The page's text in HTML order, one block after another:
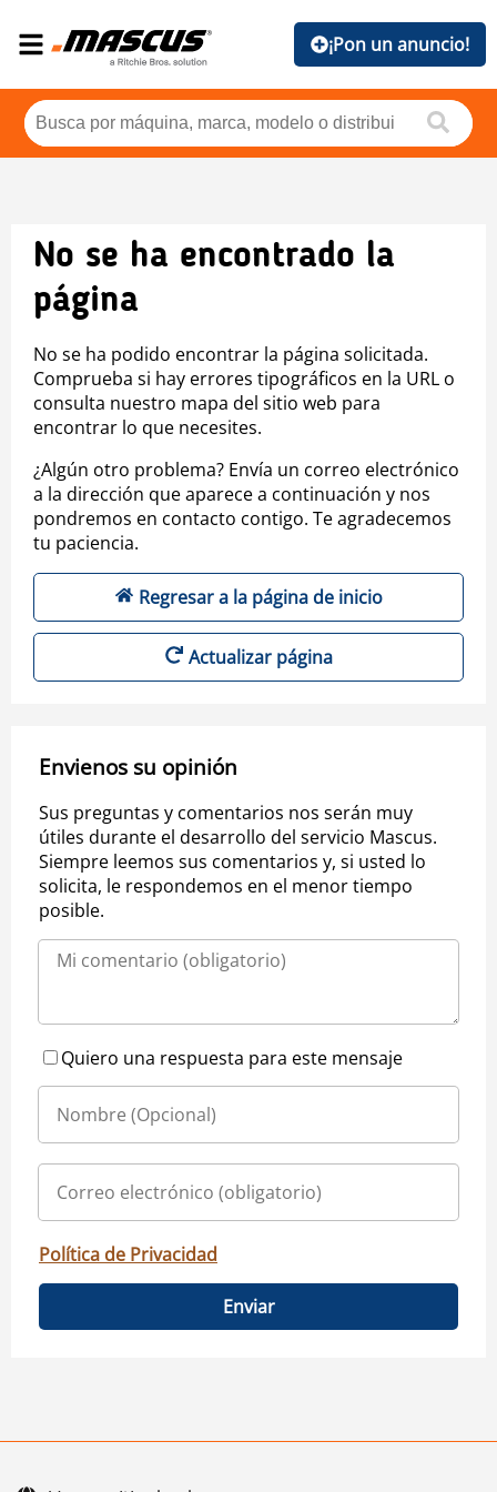
¡Pon un anuncio!
No se ha encontrado la
página
No se ha podido encontrar la página solicitada.
Comprueba si hay errores tipográficos en la URL o
consulta nuestro mapa del sitio web para
encontrar lo que necesites.
¿Algún otro problema? Envía un correo electrónico
a la dirección que aparece a continuación y nos
pondremos en contacto contigo. Te agradecemos
tu paciencia.
Regresar a la página de inicio
Actualizar página
Envienos su opinión
Sus preguntas y comentarios nos serán muy
útiles durante el desarrollo del servicio Mascus.
Siempre leemos sus comentarios y, si usted lo
solicita, le respondemos en el menor tiempo
posible.
Quiero una respuesta para este mensaje
Política de Privacidad
Enviar